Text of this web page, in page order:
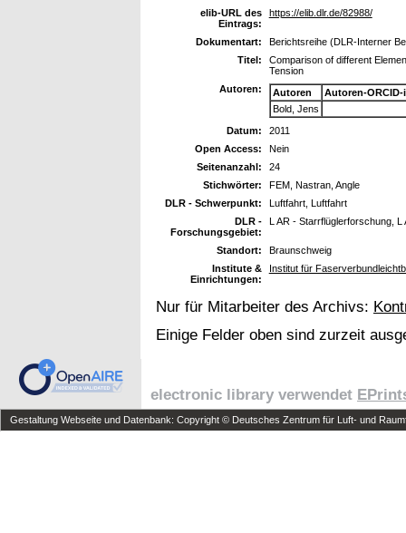
elib-URL des
Eintrags:
https://elib.dlr.de/82988/
Dokumentart:
Berichtsreihe (DLR-Interner
Titel:
Comparison of different
Tension
Autoren:
Autoren
Autoren-ORCID-
Bold, Jens
Datum:
2011
Open Access:
Nein
Seitenanzahl:
24
Stichwörter:
FEM, Nastran, Angle
DLR - Schwerpunkt:
Luftfahrt, Luftfahrt
DLR -
Forschungsgebiet:
L AR - Starrflüglerforschung,
Standort:
Braunschweig
Institute &
Einrichtungen:
Institut für
Nur für Mitarbeiter des Archivs:
Einige Felder oben sind zurzeit
electronic library verwendet
Gestaltung Webseite und Datenbank: Copyright © Deutsches Zentrum für Luft- und